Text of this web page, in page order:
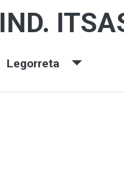
IND.
Legorreta